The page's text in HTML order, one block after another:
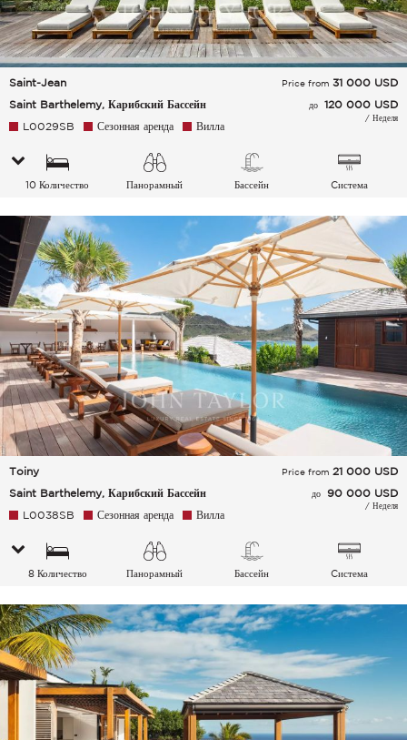
Saint-Jean
Saint Barthelemy, Карибский Бассейн
Price from 31 000 USD
до 120 000 USD
/ Неделя
L0029SB Сезонная аренда Вилла
10 Количество
Панорамный Бассейн
Cистема
воздуха
Toiny
Saint Barthelemy, Карибский Бассейн
Price from 21 000 USD
до 90 000 USD
/ Неделя
L0038SB Сезонная аренда Вилла
8 Количество
Панорамный Бассейн
Cистема
воздуха